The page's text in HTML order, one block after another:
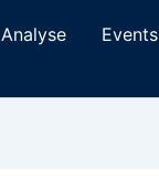
Analyse Events